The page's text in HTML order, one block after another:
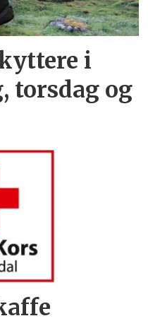
i
torsdag og